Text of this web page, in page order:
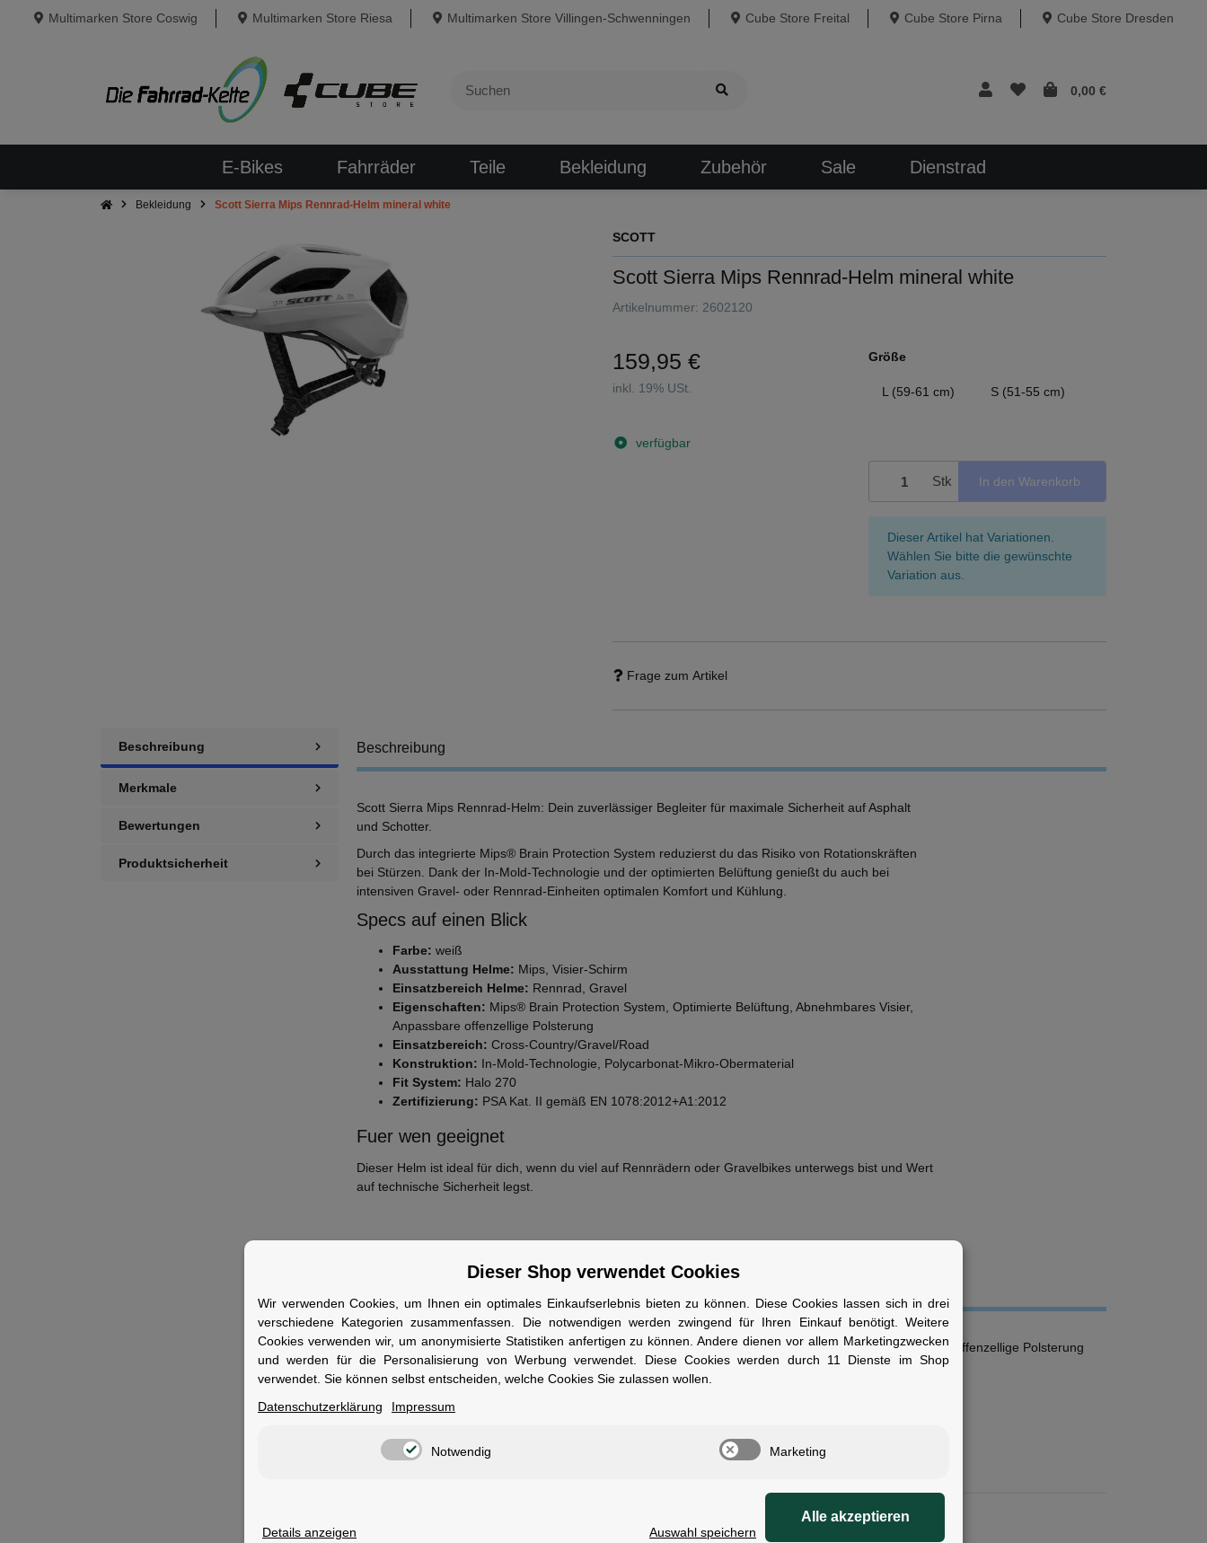
Multimarken Store Coswig Multimarken Store Riesa Multimarken Store Villingen-Schwenningen Cube Store Freital Cube Store Pirna Cube Store Dresden
0,00 €
E-Bikes Fahrräder Teile Bekleidung Zubehör Sale Dienstrad
Bekleidung Scott Sierra Mips Rennrad-Helm mineral white
SCOTT
Scott Sierra Mips Rennrad-Helm mineral white
Artikelnummer: 2602120
159,95 €
inkl. 19% USt.
verfügbar
Größe
L (59-61 cm) S (51-55 cm)
Stk In den Warenkorb
x
Dieser Artikel hat Variationen.
Wählen Sie bitte die gewünschte
Variation aus.
Frage zum Artikel
Beschreibung
Merkmale
Bewertungen
Produktsicherheit
Beschreibung
Scott Sierra Mips Rennrad-Helm: Dein zuverlässiger Begleiter für maximale Sicherheit auf Asphalt
und Schotter.
Durch das integrierte Mips® Brain Protection System reduzierst du das Risiko von Rotationskräften
bei Stürzen. Dank der In-Mold-Technologie und der optimierten Belüftung genießt du auch bei
intensiven Gravel- oder Rennrad-Einheiten optimalen Komfort und Kühlung.
Specs auf einen Blick
Farbe: weiß
Ausstattung Helme: Mips, Visier-Schirm
Einsatzbereich Helme: Rennrad, Gravel
Eigenschaften: Mips® Brain Protection System, Optimierte Belüftung, Abnehmbares Visier,
Anpassbare offenzellige Polsterung
Einsatzbereich: Cross-Country/Gravel/Road
Konstruktion: In-Mold-Technologie, Polycarbonat-Mikro-Obermaterial
Fit System: Halo 270
Zertifizierung: PSA Kat. II gemäß EN 1078:2012+A1:2012
Fuer wen geeignet
Dieser Helm ist ideal für dich, wenn du viel auf Rennrädern oder Gravelbikes unterwegs bist und Wert
auf technische Sicherheit legst.
Eigenschaften:
Mips® Brain Protection System; Optimierte Belüftung; Abnehmbares Visier; Anpassbare offenzellige Polsterung
Einsatzbereich:
Cross-Country/Gravel/Road
Zertifizierung:
Fit System:
Halo 270
Angaben zur Produktsicherheit
verantwortliche Person:
Dieser Shop verwendet Cookies
Wir verwenden Cookies, um Ihnen ein optimales Einkaufserlebnis bieten zu können. Diese Cookies lassen sich in drei
verschiedene Kategorien zusammenfassen. Die notwendigen werden zwingend für Ihren Einkauf benötigt. Weitere
Cookies verwenden wir, um anonymisierte Statistiken anfertigen zu können. Andere dienen vor allem Marketingzwecken
und werden für die Personalisierung von Werbung verwendet. Diese Cookies werden durch 11 Dienste im Shop
verwendet. Sie können selbst entscheiden, welche Cookies Sie zulassen wollen.
Datenschutzerklärung
Impressum
Notwendig Marketing
Details anzeigen Auswahl speichern
Alle akzeptieren